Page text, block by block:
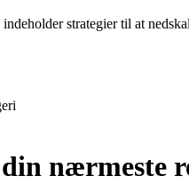
strategier til at
nærmeste